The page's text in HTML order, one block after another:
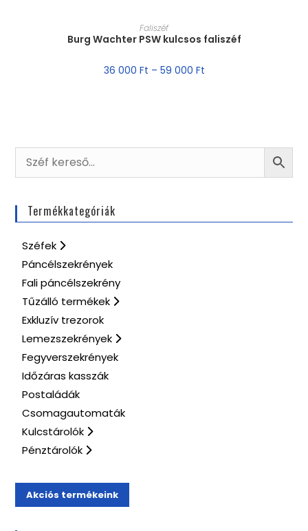
MÉRET VÁLASZTÁSA
Faliszéf
Burg Wachter PSW kulcsos faliszéf
36 000 Ft – 59 000 Ft
Termékkategóriák
Széfek
Páncélszekrények
Fali páncélszekrény
Tűzálló termékek
Exkluzív trezorok
Lemezszekrények
Fegyverszekrények
Időzáras kasszák
Postaládák
Csomagautomaták
Kulcstárolók
Pénztárolók
Akciós termékeink